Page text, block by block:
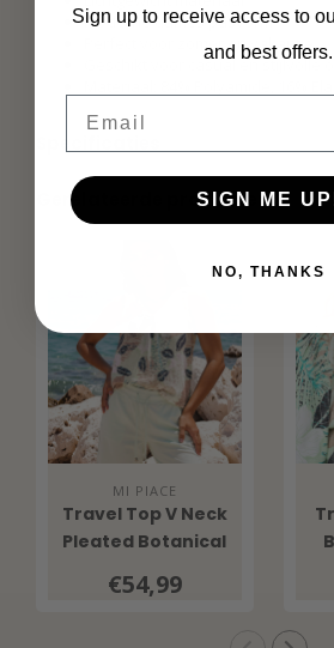
Moderne dames pasvorm
Perfect voor zomer en vakantie
Geschikt voor casual en stijlvolle
Gerelateerde producten
MI PIACE
Travel Top V Neck
Pleated Botanical
Pistachio
€54,99
Sign up to receive access to
and best offers.
SIGN ME
NO, THANKS